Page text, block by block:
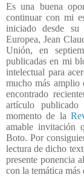
Es una buena
continuar con mi
iniciado desde
Europea, Jean
Unión, en
publicadas en mi
intelectual para
mucho más amplio
encontrado
artículo
momento de la
amable invitación
Boto. Por
lectura de dicho
presente ponencia
con la temática